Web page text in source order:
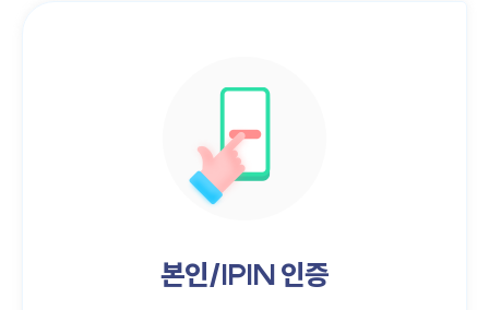
본인/IPIN 인증